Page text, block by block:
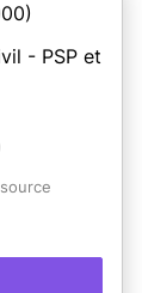
- PSP et